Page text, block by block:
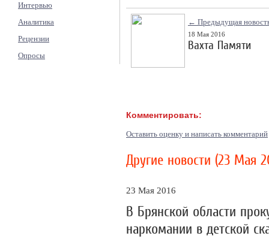
Интервью
Аналитика
Рецензии
Опросы
← Предыдущая
18 Мая 2016
Вахта Памяти
Комментировать:
Оставить оценку и написать комментарий
Другие новости (23 Мая
23 Мая 2016
В Брянской области
наркомании в детской